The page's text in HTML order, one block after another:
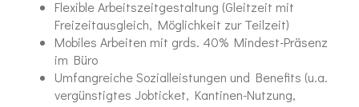
Flexible Arbeitszeitgestaltung (Gleitzeit mit
Freizeitausgleich, Möglichkeit zur Teilzeit)
Mobiles Arbeiten mit grds. 40% Mindest-Präsenz
im Büro
Umfangreiche Sozialleistungen und Benefits (u.a.
vergünstigtes Jobticket, Kantinen-Nutzung,